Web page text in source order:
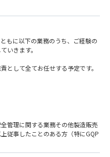
もに以下の業務のうち、ご経験の
いきます。
として全てお任せする予定です。
との連携。
その他製造販売管理業務に関係す
への業務指示及び監督。
申述。
管理に関する業務その他製造販売
従事したことのある方（特にGQP